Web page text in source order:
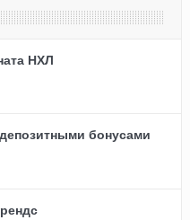
НХЛ
бонусами